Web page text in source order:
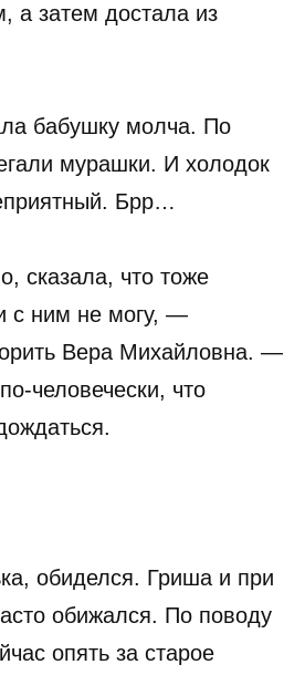
а затем достала из
бабушку молча. По
мурашки. И холодок
Брр…
сказала, что тоже
с ним не могу, —
Вера Михайловна. —
человечески, что
обиделся. Гриша и при
обижался. По поводу
опять за старое